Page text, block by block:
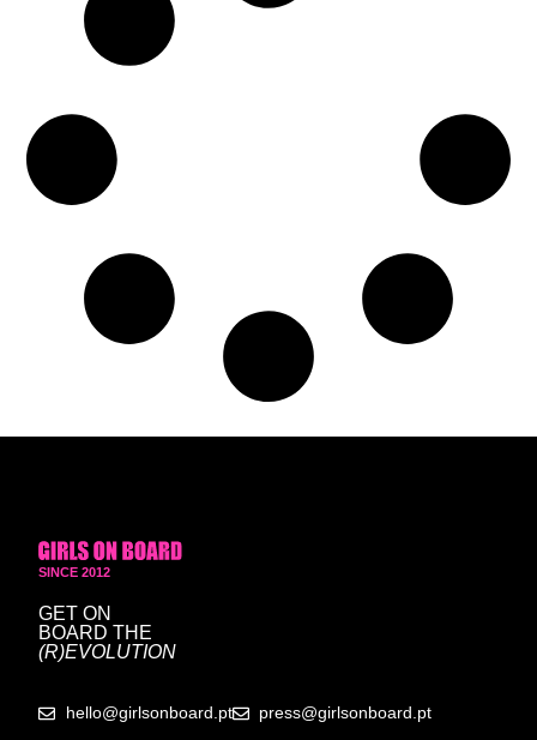
SINCE 2012
GET ON
BOARD THE
(R)EVOLUTION
hello@girlsonboard.pt press@girlsonboard.pt